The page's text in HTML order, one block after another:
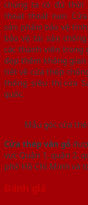
chúng ta có đủ thời
thoát thoát nạn.
sản phẩm bảo vệ
bảo vệ tài sản
các thành viên trong
đẹp thêm không
tiết về cửa thép
thống siêu thị cửa
quốc.
Mẫu góc cửa
Cửa thép vân gỗ
vực Quận 1, quận 2,
phố Hồ Chí Minh và
Đánh giá